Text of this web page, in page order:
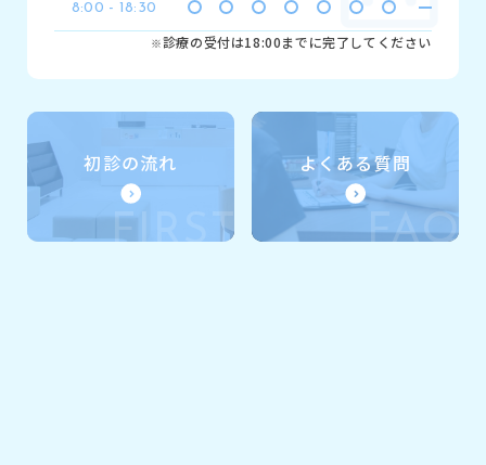
8:00 - 18:30
※診療の受付は18:00までに完了してください
初診の流れ
FIRST
よくある質問
FAQ